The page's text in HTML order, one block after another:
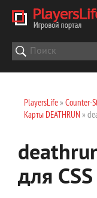
PlayersLife» Counter-
Карты DEATHRUN»
для CSS